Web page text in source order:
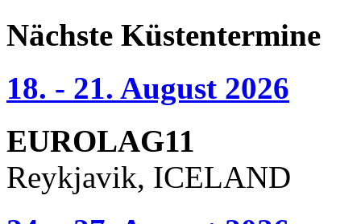
Nächste Küstentermine
18. - 21. August 2026
EUROLAG11
Reykjavik, ICELAND